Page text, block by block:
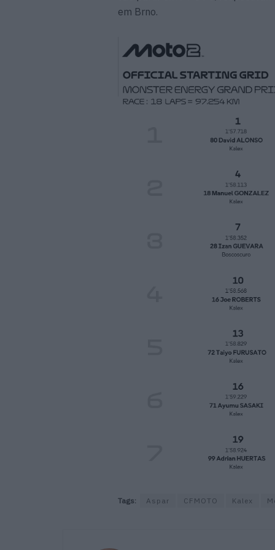
em Brno.
Tags: Aspar CFMOTO Kalex